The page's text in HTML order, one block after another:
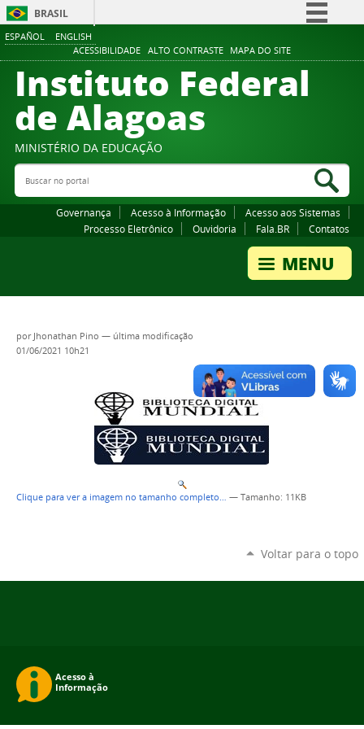
ESPAÑOL ENGLISH
ACESSIBILIDADE ALTO CONTRASTE MAPA DO SITE
BRASIL
Comunica BR
Participe
Canais
Instituto Federal
de Alagoas
MINISTÉRIO DA EDUCAÇÃO
Buscar no portal
Governança Acesso à Informação
Acesso aos Sistemas
Processo Eletrônico
Ouvidoria Fala.BR Contatos
por Jhonathan Pino — última modificação
01/06/2021 10h21
Clique para ver a imagem no tamanho completo… — Tamanho: 11KB
Voltar para o topo